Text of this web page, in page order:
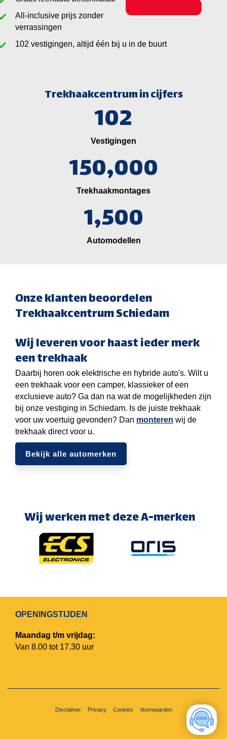
All-inclusive prijs zonder
verrassingen
vestigingen, altijd één bij u in de buurt
Trekhaakcentrum in cijfers
102
Vestigingen
150,000
Trekhaakmontages
1,500
Automodellen
Onze klanten beoordelen
Trekhaakcentrum Schiedam
Wij leveren voor haast ieder merk
een trekhaak
Daarbij horen ook elektrische en hybride auto's. Wilt u
een trekhaak voor een camper, klassieker of een
exclusieve auto? Ga dan na wat de mogelijkheden zijn
bij onze vestiging in Schiedam. Is de juiste trekhaak
voor uw voertuig gevonden? Dan monteren wij de
trekhaak direct voor u.
Bekijk alle automerken
Wij werken met deze A-merken
OPENINGSTIJDEN
Maandag t/m vrijdag:
Van 8.00 tot 17.30 uur
Disclaimer Privacy Cookies Voorwaarden